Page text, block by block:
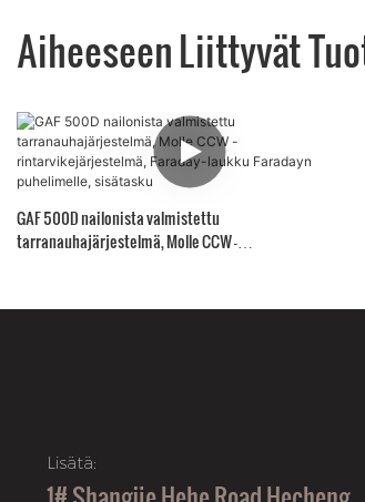
Aiheeseen Liittyvät
GAF 500D nailonista valmistettu
tarranauhajärjestelmä, Molle CCW -
Lisätä: